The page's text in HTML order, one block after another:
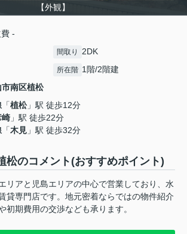
【外観】
-
間取り 2DK
所在階 1階/2階建
市南区植松
「植松」駅 徒歩12分
崎 」駅 徒歩22分
「木見 」駅 徒歩32分
松のコメント(おすすめポイント)
リアと児島エリアの中心で営業しており、水
貸専門店です。地元密着ならではの物件紹介
初期費用の交渉なども承ります。